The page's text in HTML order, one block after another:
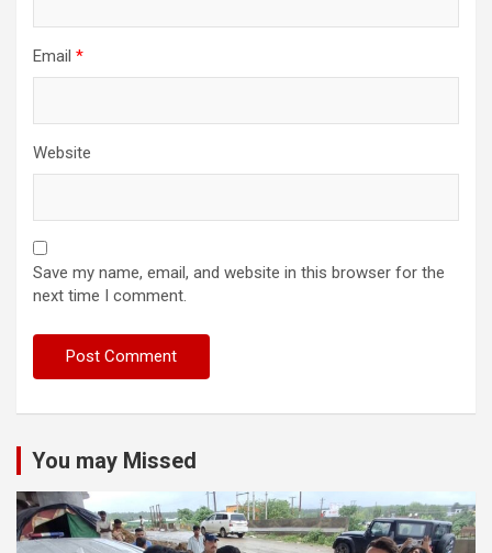
Email *
Website
Save my name, email, and website in this browser for the
next time I comment.
You may Missed